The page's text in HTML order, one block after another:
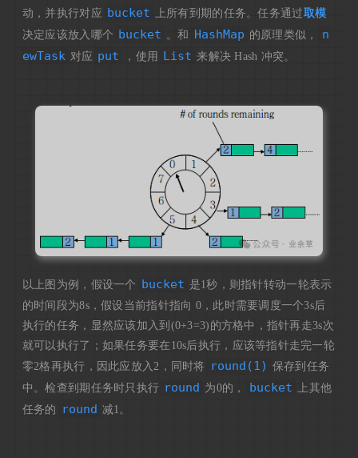
动，并执行对应 bucket 上所有到期的任务。任务通过取模
决定应该放入哪个 bucket 。和 HashMap 的原理类似，
n
ewTask 对应 put ，使用 List 来解决 Hash 冲突。
以上图为例，假设一个 bucket 是1秒，则指针转动一轮表示
的时间段为8s，假设当前指针指向 0，此时需要调度一个3s后
执行的任务，显然应该加入到(0+3=3)的方格中，指针再走3s次
就可以执行了；如果任务要在10s后执行，应该等指针走完一轮
零2格再执行，因此应放入2，同时将 round(1) 保存到任务
中。检查到期任务时只执行 round 为0的， bucket
上其他
任务的
round 减1。